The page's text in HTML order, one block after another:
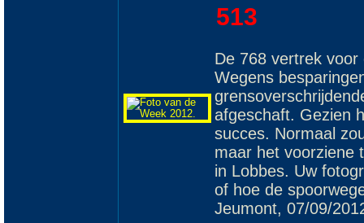
513
De 768 vertrek
Wegens
afgeschaft. Gezien
succes. Normaal
maar het voorziene
in Lobbes. Uw
of hoe de
Jeumont, 07/09/